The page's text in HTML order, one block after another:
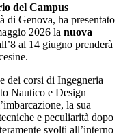
del Campus
di Genova, ha presentato
2026 la nuova
al 14 giugno prenderà
dei corsi di Ingegneria
Nautico e Design
la sua
e peculiarità dopo
svolti all’interno